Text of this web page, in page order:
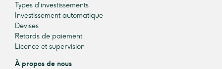
Types d’investissements
Investissement automatique
Devises
Retards de paiement
Licence et supervision
À propos de nous